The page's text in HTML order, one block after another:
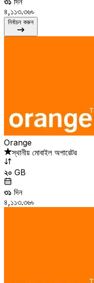
৪,১১৩.৩৬৳
নির্বাচন করুন
Orange
স্থানীয় মোবাইল অপারেটর
২০ GB
৩১ দিন
৪,১১৩.৩৬৳